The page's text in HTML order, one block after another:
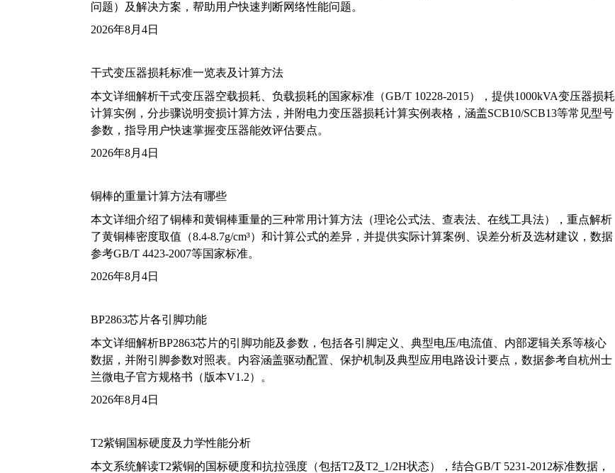
问题）及解决方案，帮助用户快速判断网络性能问题。
2026年8月4日
干式变压器损耗标准一览表及计算方法
本文详细解析干式变压器空载损耗、负载损耗的国家标准（GB/T 10228-2015），提供1000kVA变压器损耗
计算实例，分步骤说明变损计算方法，并附电力变压器损耗计算实例表格，涵盖SCB10/SCB13等常见型号
参数，指导用户快速掌握变压器能效评估要点。
2026年8月4日
铜棒的重量计算方法有哪些
本文详细介绍了铜棒和黄铜棒重量的三种常用计算方法（理论公式法、查表法、在线工具法），重点解析
了黄铜棒密度取值（8.4-8.7g/cm³）和计算公式的差异，并提供实际计算案例、误差分析及选材建议，数据
参考GB/T 4423-2007等国家标准。
2026年8月4日
BP2863芯片各引脚功能
本文详细解析BP2863芯片的引脚功能及参数，包括各引脚定义、典型电压/电流值、内部逻辑关系等核心
数据，并附引脚参数对照表。内容涵盖驱动配置、保护机制及典型应用电路设计要点，数据参考自杭州士
兰微电子官方规格书（版本V1.2）。
2026年8月4日
T2紫铜国标硬度及力学性能分析
本文系统解读T2紫铜的国标硬度和抗拉强度（包括T2及T2_1/2H状态），结合GB/T 5231-2012标准数据，